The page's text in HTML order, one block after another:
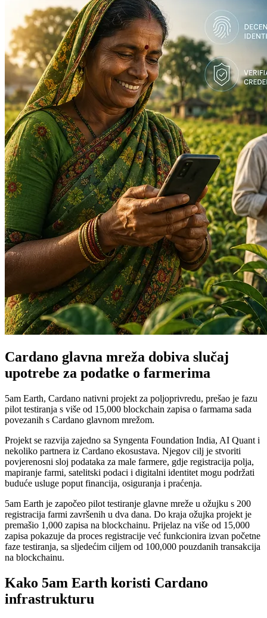
Cardano glavna mreža dobiva slučaj
upotrebe za podatke o farmerima
5am Earth, Cardano nativni projekt za poljoprivredu, prešao je fazu
pilot testiranja s više od 15,000 blockchain zapisa o farmama sada
povezanih s Cardano glavnom mrežom.
Projekt se razvija zajedno sa Syngenta Foundation India, AI Quant i
nekoliko partnera iz Cardano ekosustava. Njegov cilj je stvoriti
povjerenosni sloj podataka za male farmere, gdje registracija polja,
mapiranje farmi, satelitski podaci i digitalni identitet mogu podržati
buduće usluge poput financija, osiguranja i praćenja.
5am Earth je započeo pilot testiranje glavne mreže u ožujku s 200
registracija farmi završenih u dva dana. Do kraja ožujka projekt je
premašio 1,000 zapisa na blockchainu. Prijelaz na više od 15,000
zapisa pokazuje da proces registracije već funkcionira izvan početne
faze testiranja, sa sljedećim ciljem od 100,000 pouzdanih transakcija
na blockchainu.
Kako 5am Earth koristi Cardano
infrastrukturu